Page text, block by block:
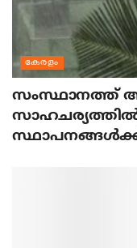
കേരളം
സംസ്ഥാനത്ത്
സാഹചര്യത്തിൽ